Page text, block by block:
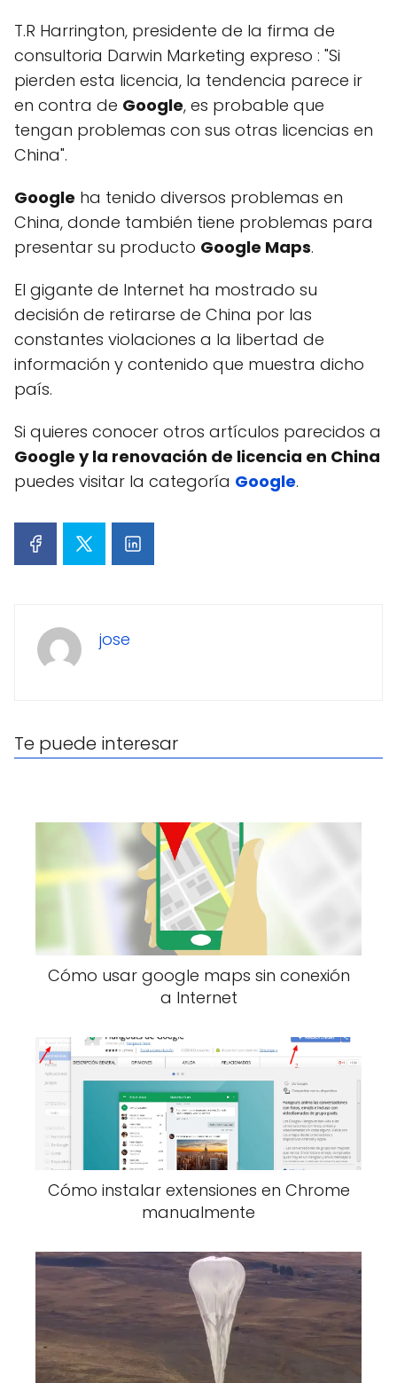
T.R Harrington, presidente de la firma de
consultoria Darwin Marketing expreso : "Si
pierden esta licencia, la tendencia parece ir
en contra de Google, es probable que
tengan problemas con sus otras licencias en
China".
Google ha tenido diversos problemas en
China, donde también tiene problemas para
presentar su producto Google Maps.
El gigante de Internet ha mostrado su
decisión de retirarse de China por las
constantes violaciones a la libertad de
información y contenido que muestra dicho
país.
Si quieres conocer otros artículos parecidos a
Google y la renovación de licencia en China
puedes visitar la categoría Google.
jose
Te puede interesar
Cómo usar google maps sin conexión
a Internet
Cómo instalar extensiones en Chrome
manualmente